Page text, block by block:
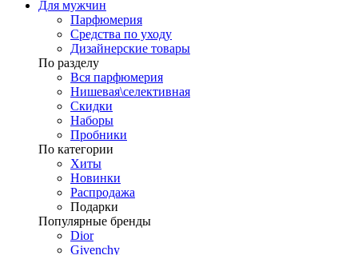
Для мужчин
Парфюмерия
Средства по уходу
Дизайнерские товары
По разделу
Вся парфюмерия
Нишевая\селективная
Скидки
Наборы
Пробники
По категории
Хиты
Новинки
Распродажа
Подарки
Популярные бренды
Dior
Givenchy